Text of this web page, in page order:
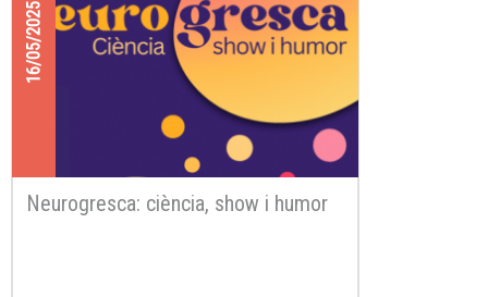
16/05/2025
Neurogresca: ciència, show i humor